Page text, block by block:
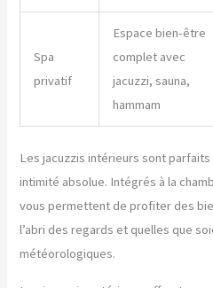
Spa
privatif
Espace bien-être
complet avec
jacuzzi, sauna,
hammam
Les jacuzzis intérieurs sont
intimité absolue. Intégrés à la
vous permettent de profiter des
l’abri des regards et quelles que
météorologiques.